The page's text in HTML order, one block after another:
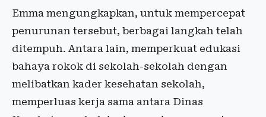
Emma mengungkapkan, untuk mempercepat
penurunan tersebut, berbagai langkah telah
ditempuh. Antara lain, memperkuat edukasi
bahaya rokok di sekolah-sekolah dengan
melibatkan kader kesehatan sekolah,
memperluas kerja sama antara Dinas